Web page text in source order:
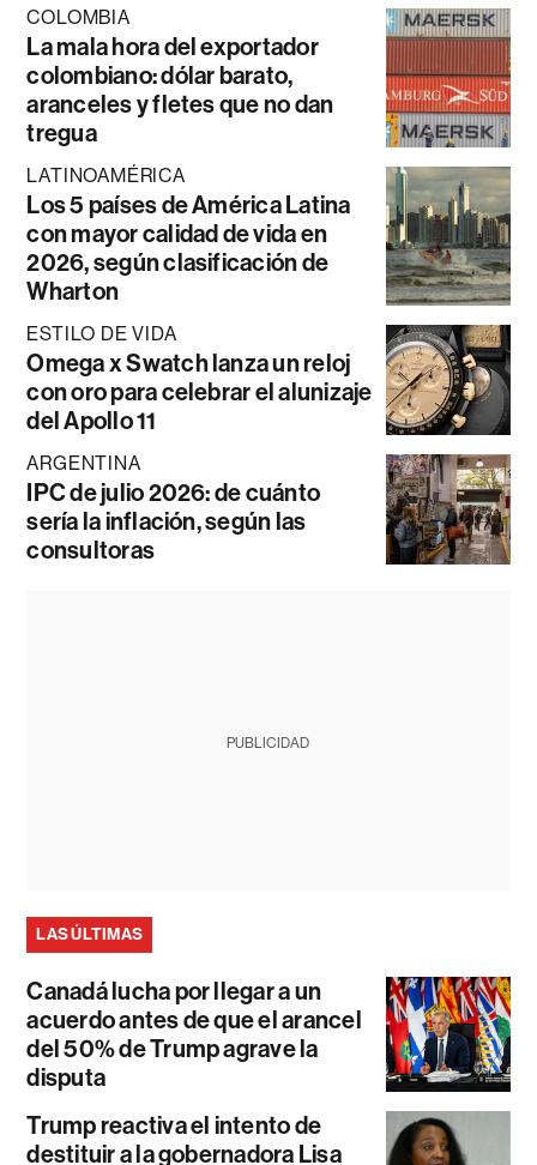
COLOMBIA
La mala hora del exportador
colombiano: dólar barato,
aranceles y fletes que no dan
tregua
LATINOAMÉRICA
Los 5 países de América Latina
con mayor calidad de vida en
2026, según clasificación de
Wharton
ESTILO DE VIDA
Omega x Swatch lanza un reloj
con oro para celebrar el alunizaje
del Apollo 11
ARGENTINA
IPC de julio 2026: de cuánto
sería la inflación, según las
consultoras
PUBLICIDAD
LAS ÚLTIMAS
Canadá lucha por llegar a un
acuerdo antes de que el arancel
del 50% de Trump agrave la
disputa
Trump reactiva el intento de
destituir a la gobernadora Lisa